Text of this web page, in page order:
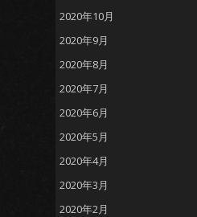
2020年10月
2020年9月
2020年8月
2020年7月
2020年6月
2020年5月
2020年4月
2020年3月
2020年2月